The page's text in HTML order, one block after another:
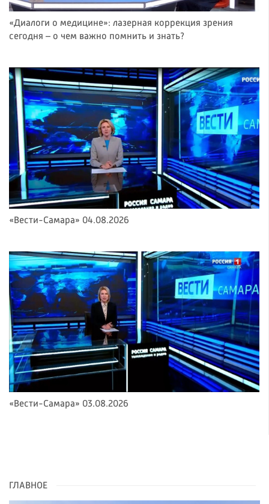
«Диалоги о медицине»: лазерная коррекция зрения
сегодня – о чем важно помнить и знать?
«Вести-Самара» 04.08.2026
«Вести-Самара» 03.08.2026
ГЛАВНОЕ